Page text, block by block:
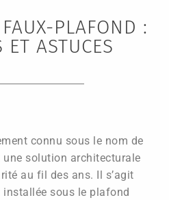
PLAFOND :
ET ASTUCES
connu sous le nom de
solution architecturale
au fil des ans. Il s’agit
installée sous le plafond